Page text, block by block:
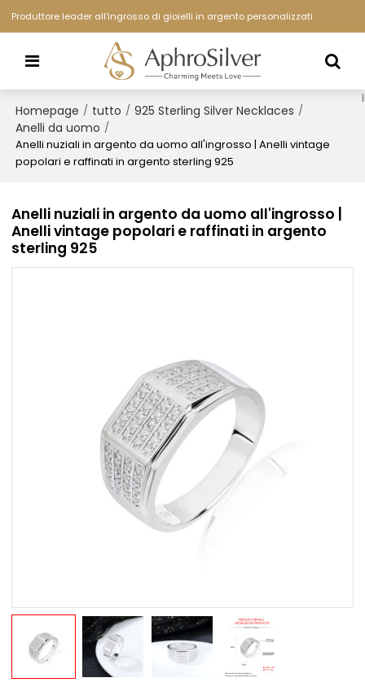
Produttore leader all'ingrosso di gioielli in argento personalizzati
Homepage / tutto / 925 Sterling Silver Necklaces /
Anelli da uomo /
Anelli nuziali in argento da uomo all'ingrosso | Anelli vintage
popolari e raffinati in argento sterling 925
Anelli nuziali in argento da uomo all'ingrosso |
Anelli vintage popolari e raffinati in argento
sterling 925